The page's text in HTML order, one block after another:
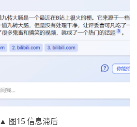
▲ 图15 信息滞后